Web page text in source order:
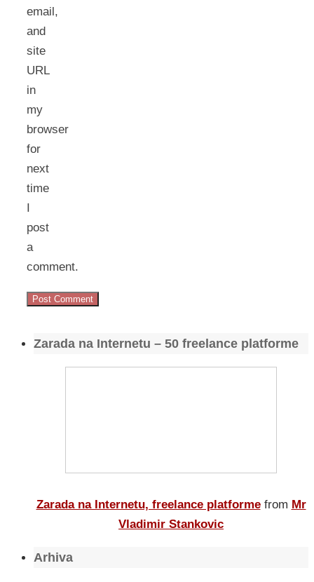
email,
and
site
URL
in
my
browser
for
next
time
I
post
a
comment.
Zarada na Internetu – 50 freelance platforme
Zarada na Internetu, freelance platforme from Mr
Vladimir Stankovic
Arhiva